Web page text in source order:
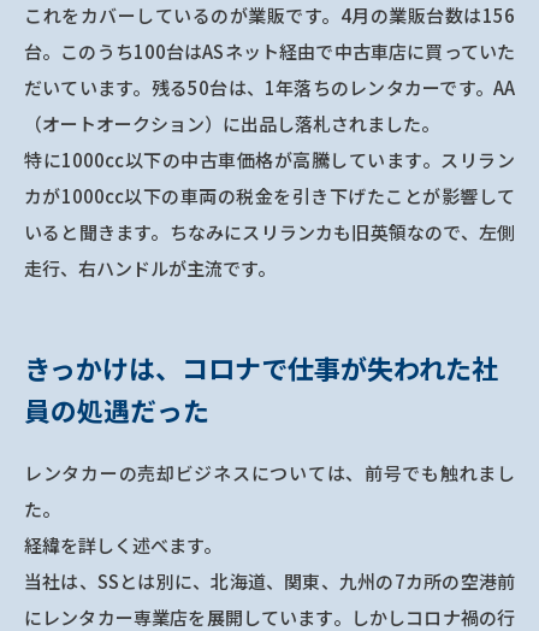
これをカバーしているのが業販です。4月の業販台数は156
台。このうち100台はASネット経由で中古車店に買っていた
だいています。残る50台は、1年落ちのレンタカーです。AA
（オートオークション）に出品し落札されました。
特に1000cc以下の中古車価格が高騰しています。スリラン
カが1000cc以下の車両の税金を引き下げたことが影響して
いると聞きます。ちなみにスリランカも旧英領なので、左側
走行、右ハンドルが主流です。
きっかけは、コロナで仕事が失われた社
員の処遇だった
レンタカーの売却ビジネスについては、前号でも触れまし
た。
経緯を詳しく述べます。
当社は、SSとは別に、北海道、関東、九州の7カ所の空港前
にレンタカー専業店を展開しています。しかしコロナ禍の行